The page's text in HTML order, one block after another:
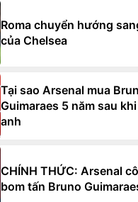
Roma chuyển hướng
của Chelsea
Tại sao Arsenal mua
Guimaraes 5 năm sau
anh
CHÍNH THỨC: Arsenal
bom tấn Bruno